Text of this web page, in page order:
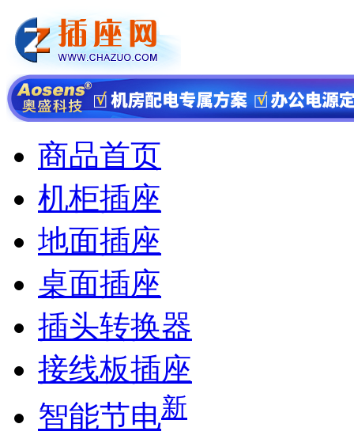
商品首页
机柜插座
地面插座
桌面插座
插头转换器
接线板插座
智能节电新